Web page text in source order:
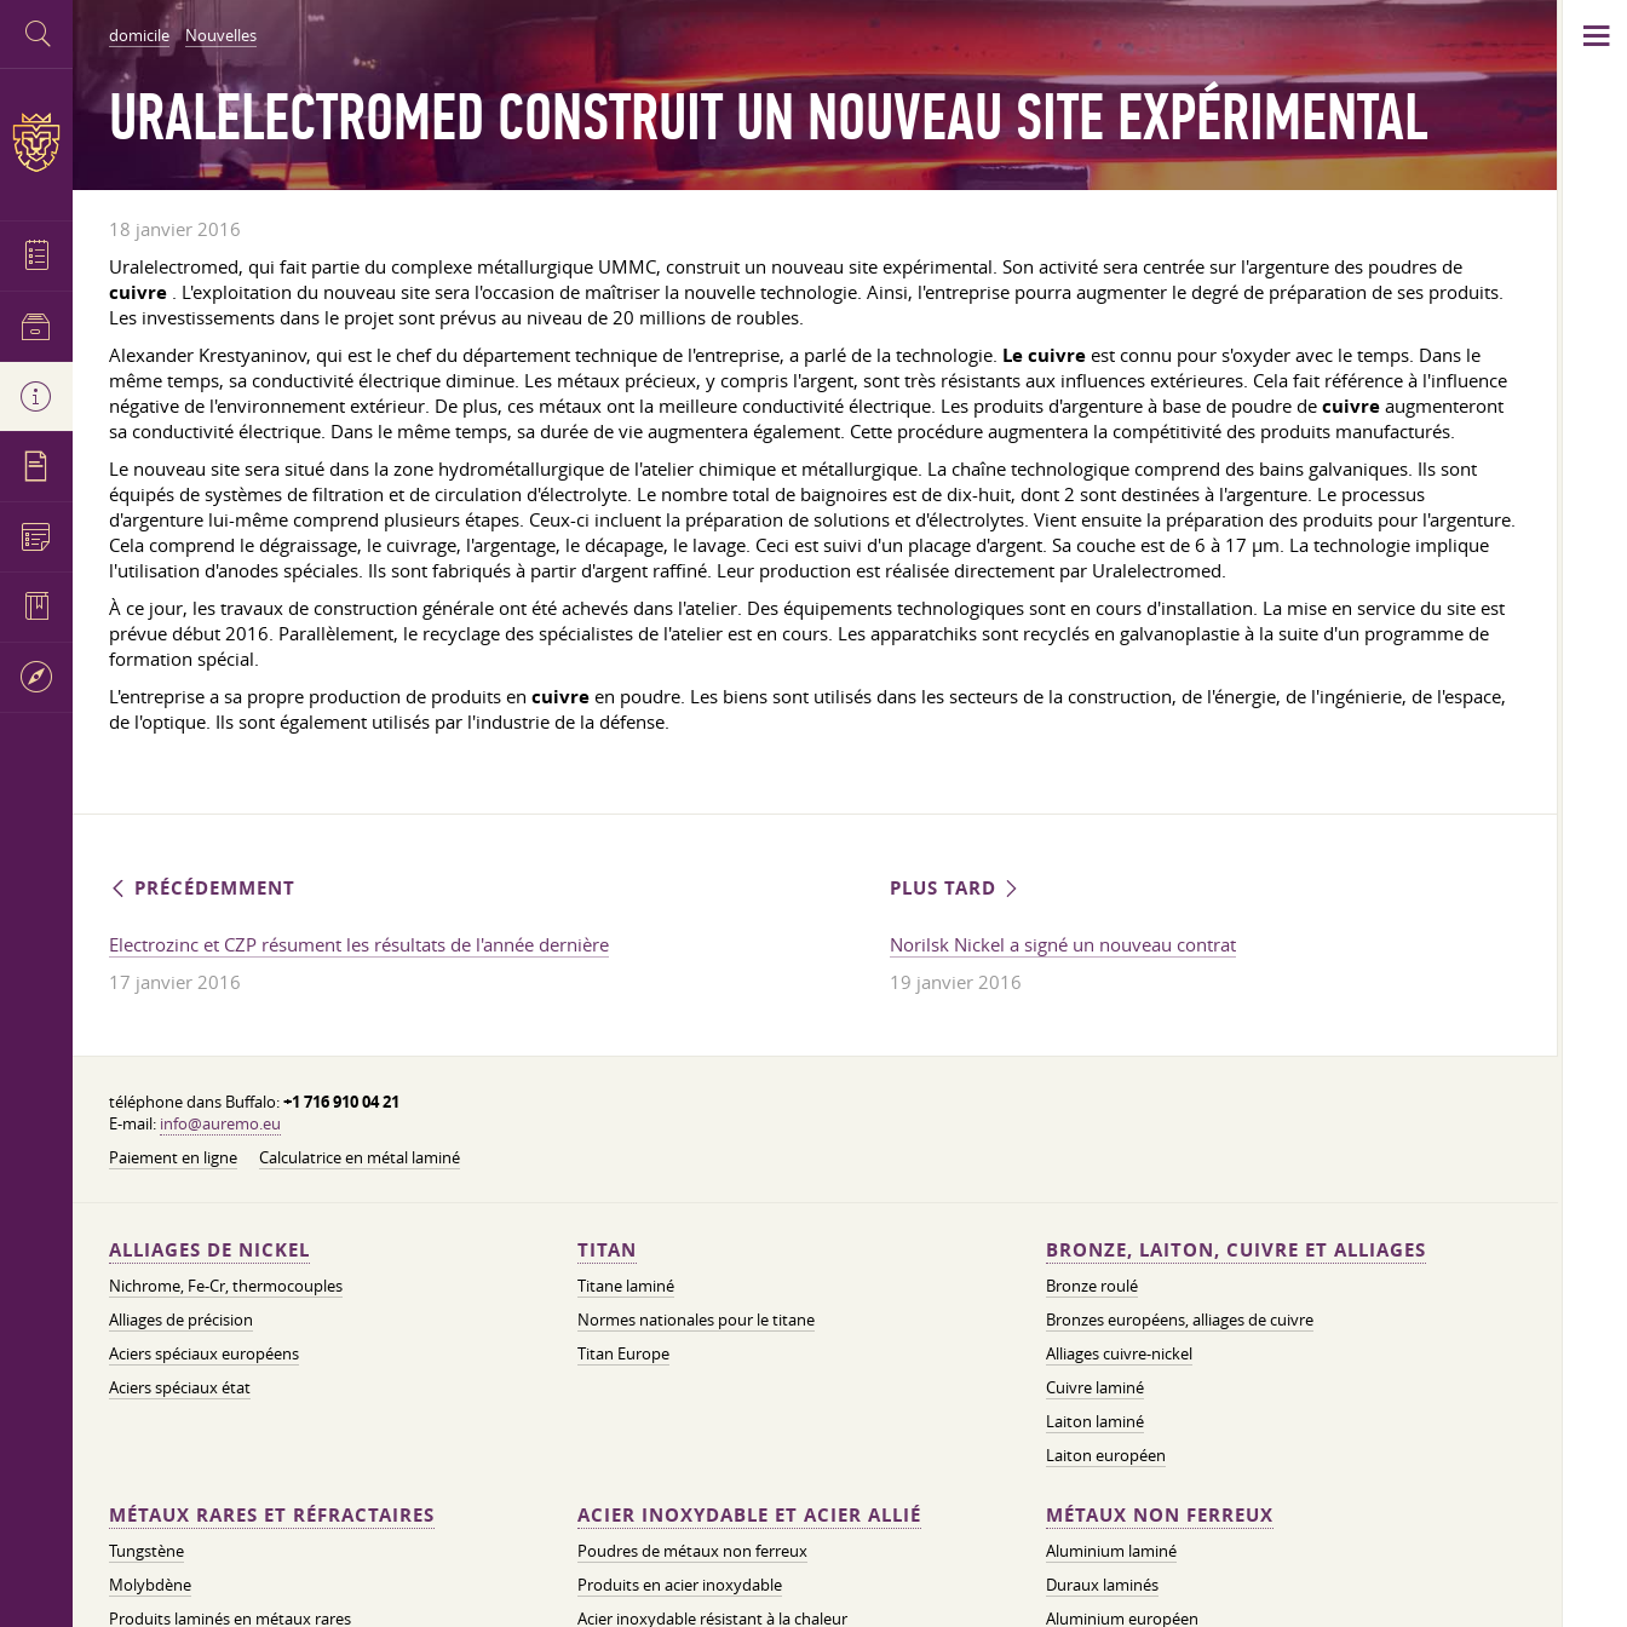
domicile Nouvelles
URALELECTROMED CONSTRUIT UN NOUVEAU SITE EXPÉRIMENTAL
18 janvier 2016
Uralelectromed, qui fait partie du complexe métallurgique UMMC, construit un nouveau site expérimental. Son activité sera centrée sur l'argenture des poudres de
cuivre . L'exploitation du nouveau site sera l'occasion de maîtriser la nouvelle technologie. Ainsi, l'entreprise pourra augmenter le degré de préparation de ses produits.
Les investissements dans le projet sont prévus au niveau de 20 millions de roubles.
Alexander Krestyaninov, qui est le chef du département technique de l'entreprise, a parlé de la technologie. Le cuivre est connu pour s'oxyder avec le temps. Dans le
même temps, sa conductivité électrique diminue. Les métaux précieux, y compris l'argent, sont très résistants aux influences extérieures. Cela fait référence à l'influence
négative de l'environnement extérieur. De plus, ces métaux ont la meilleure conductivité électrique. Les produits d'argenture à base de poudre de cuivre augmenteront
sa conductivité électrique. Dans le même temps, sa durée de vie augmentera également. Cette procédure augmentera la compétitivité des produits manufacturés.
Le nouveau site sera situé dans la zone hydrométallurgique de l'atelier chimique et métallurgique. La chaîne technologique comprend des bains galvaniques. Ils sont
équipés de systèmes de filtration et de circulation d'électrolyte. Le nombre total de baignoires est de dix-huit, dont 2 sont destinées à l'argenture. Le processus
d'argenture lui-même comprend plusieurs étapes. Ceux-ci incluent la préparation de solutions et d'électrolytes. Vient ensuite la préparation des produits pour l'argenture.
Cela comprend le dégraissage, le cuivrage, l'argentage, le décapage, le lavage. Ceci est suivi d'un placage d'argent. Sa couche est de 6 à 17 µm. La technologie implique
l'utilisation d'anodes spéciales. Ils sont fabriqués à partir d'argent raffiné. Leur production est réalisée directement par Uralelectromed.
À ce jour, les travaux de construction générale ont été achevés dans l'atelier. Des équipements technologiques sont en cours d'installation. La mise en service du site est
prévue début 2016. Parallèlement, le recyclage des spécialistes de l'atelier est en cours. Les apparatchiks sont recyclés en galvanoplastie à la suite d'un programme de
formation spécial.
L'entreprise a sa propre production de produits en cuivre en poudre. Les biens sont utilisés dans les secteurs de la construction, de l'énergie, de l'ingénierie, de l'espace,
de l'optique. Ils sont également utilisés par l'industrie de la défense.
PRÉCÉDEMMENT
Electrozinc et CZP résument les résultats de l'année dernière
17 janvier 2016
PLUS TARD
Norilsk Nickel a signé un nouveau contrat
19 janvier 2016
téléphone dans Buffalo:+1 716 910 04 21
E-mail: info@auremo.eu
Paiement en ligne
Calculatrice en métal laminé
ALLIAGES DE NICKEL
Nichrome, Fe-Cr, thermocouples
Alliages de précision
Aciers spéciaux européens
Aciers spéciaux état
TITAN
Titane laminé
Normes nationales pour le titane
Titan Europe
BRONZE, LAITON, CUIVRE ET ALLIAGES
Bronze roulé
Bronzes européens, alliages de cuivre
Alliages cuivre-nickel
Cuivre laminé
Laiton laminé
Laiton européen
MÉTAUX RARES ET RÉFRACTAIRES
Tungstène
Molybdène
Produits laminés en métaux rares
ACIER INOXYDABLE ET ACIER ALLIÉ
Poudres de métaux non ferreux
Produits en acier inoxydable
Acier inoxydable résistant à la chaleur
MÉTAUX NON FERREUX
Aluminium laminé
Duraux laminés
Aluminium européen